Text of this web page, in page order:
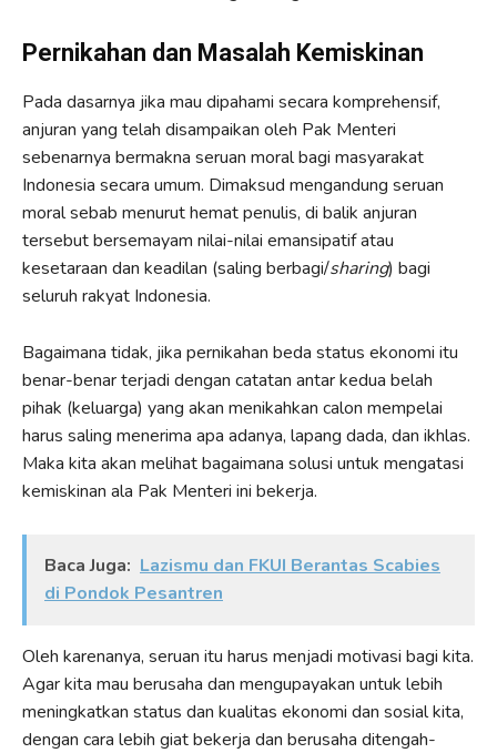
Pernikahan dan Masalah Kemiskinan
Pada dasarnya jika mau dipahami secara komprehensif,
anjuran yang telah disampaikan oleh Pak Menteri
sebenarnya bermakna seruan moral bagi masyarakat
Indonesia secara umum. Dimaksud mengandung seruan
moral sebab menurut hemat penulis, di balik anjuran
tersebut bersemayam nilai-nilai emansipatif atau
kesetaraan dan keadilan (saling berbagi/sharing) bagi
seluruh rakyat Indonesia.
Bagaimana tidak, jika pernikahan beda status ekonomi itu
benar-benar terjadi dengan catatan antar kedua belah
pihak (keluarga) yang akan menikahkan calon mempelai
harus saling menerima apa adanya, lapang dada, dan ikhlas.
Maka kita akan melihat bagaimana solusi untuk mengatasi
kemiskinan ala Pak Menteri ini bekerja.
Baca Juga: Lazismu dan FKUI Berantas Scabies
di Pondok Pesantren
Oleh karenanya, seruan itu harus menjadi motivasi bagi kita.
Agar kita mau berusaha dan mengupayakan untuk lebih
meningkatkan status dan kualitas ekonomi dan sosial kita,
dengan cara lebih giat bekerja dan berusaha ditengah-